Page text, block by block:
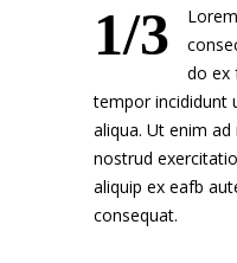
1/3
do ex
tempor incididunt
aliqua. Ut enim
nostrud
aliquip ex eafb
consequat.